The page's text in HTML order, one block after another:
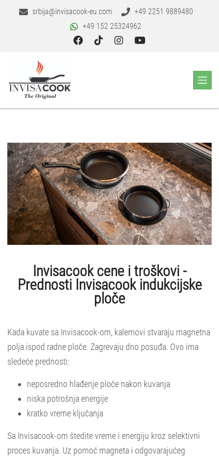
srbija@invisacook-eu.com
+49 2251 9889480
+49 152 25324962
Invisacook cene i troškovi -
Prednosti Invisacook indukcijske
ploče
Kada kuvate sa Invisacook-om, kalemovi stvaraju magnetna
polja ispod radne ploče. Zagrevaju dno posuđa. Ovo ima
sledeće prednosti:
neposredno hlađenje ploče nakon kuvanja
niska potrošnja energije
kratko vreme ključanja
Sa Invisacook-om štedite vreme i energiju kroz selektivni
proces kuvanja. Uz pomoć magneta i odgovarajućeg